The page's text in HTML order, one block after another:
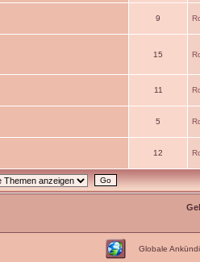
9
15
11
5
12
Globale